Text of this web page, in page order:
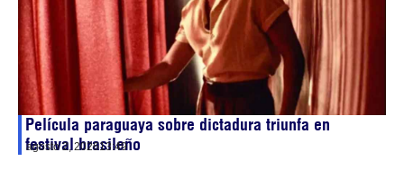
Película paraguaya sobre dictadura triunfa en
festival brasileño
agosto 2, 202613:49